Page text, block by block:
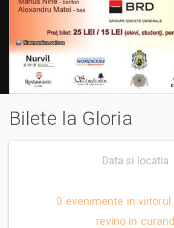
Bilete la Gloria
Data si locatia
0 evenimente in viitorul
revino in curand